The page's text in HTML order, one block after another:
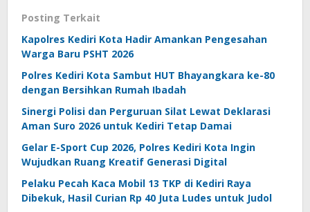
Posting Terkait
Kapolres Kediri Kota Hadir Amankan Pengesahan
Warga Baru PSHT 2026
Polres Kediri Kota Sambut HUT Bhayangkara ke-80
dengan Bersihkan Rumah Ibadah
Sinergi Polisi dan Perguruan Silat Lewat Deklarasi
Aman Suro 2026 untuk Kediri Tetap Damai
Gelar E-Sport Cup 2026, Polres Kediri Kota Ingin
Wujudkan Ruang Kreatif Generasi Digital
Pelaku Pecah Kaca Mobil 13 TKP di Kediri Raya
Dibekuk, Hasil Curian Rp 40 Juta Ludes untuk Judol